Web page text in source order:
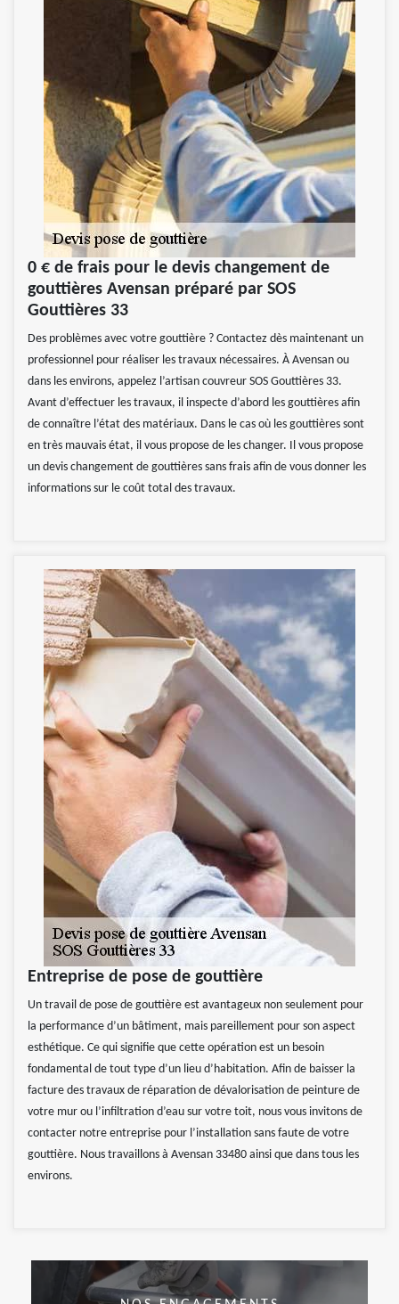
0 € de frais pour le devis changement de
gouttières Avensan préparé par SOS
Gouttières 33
Des problèmes avec votre gouttière ? Contactez dès maintenant un
professionnel pour réaliser les travaux nécessaires. À Avensan ou
dans les environs, appelez l’artisan couvreur SOS Gouttières 33.
Avant d’effectuer les travaux, il inspecte d’abord les gouttières afin
de connaître l’état des matériaux. Dans le cas où les gouttières sont
en très mauvais état, il vous propose de les changer. Il vous propose
un devis changement de gouttières sans frais afin de vous donner les
informations sur le coût total des travaux.
Entreprise de pose de gouttière
Un travail de pose de gouttière est avantageux non seulement pour
la performance d’un bâtiment, mais pareillement pour son aspect
esthétique. Ce qui signifie que cette opération est un besoin
fondamental de tout type d’un lieu d’habitation. Afin de baisser la
facture des travaux de réparation de dévalorisation de peinture de
votre mur ou l’infiltration d’eau sur votre toit, nous vous invitons de
contacter notre entreprise pour l’installation sans faute de votre
gouttière. Nous travaillons à Avensan 33480 ainsi que dans tous les
environs.